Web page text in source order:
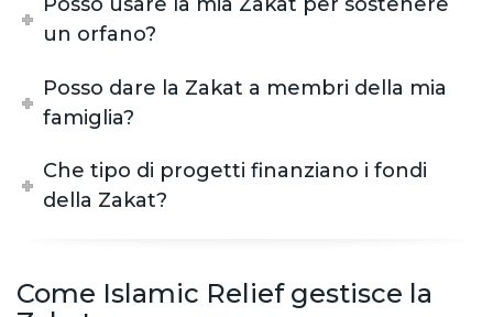
un orfano?
Posso dare la Zakat a membri della mia
famiglia?
Che tipo di progetti finanziano i fondi
della Zakat?
Come Islamic Relief gestisce la